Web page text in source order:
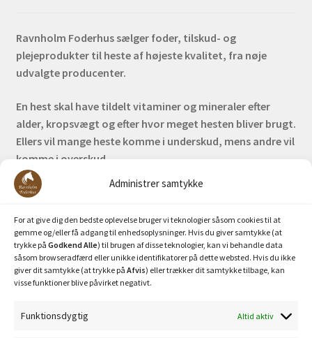
Administrer samtykke
For at give dig den bedste oplevelse bruger vi teknologier såsom cookies til at
gemme og/eller få adgang til enhedsoplysninger. Hvis du giver samtykke (at
trykke på Godkend Alle) til brugen af disse teknologier, kan vi behandle data
såsom browseradfærd eller unikke identifikatorer på dette websted. Hvis du ikke
giver dit samtykke (at trykke på Afvis) eller trækker dit samtykke tilbage, kan
visse funktioner blive påvirket negativt.
Funktionsdygtig Altid aktiv
Ravnholm Foderhus sælger foder, tilskud- og
plejeprodukter til heste af højeste kvalitet, fra nøje
udvalgte producenter.
En hest skal have tildelt vitaminer og mineraler efter
alder, kropsvægt og efter hvor meget hesten bliver brugt.
Ellers vil mange heste komme i underskud, mens andre vil
komme i overskud.
Bank: Nordea / Reg: 2413 Konto nr. 6285 704 772